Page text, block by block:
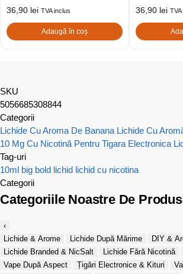
36,90 lei TVA inclus
Adaugă în coș
36,90 lei TVA
SKU
5056685308844
Categorii
Lichide Cu Aroma De Banana Lichide Cu
10 Mg Cu Nicotină Pentru Tigara Electronica
Tag-uri
10ml big bold lichid lichid cu nicotina
Categorii
Categoriile Noastre De
‹
Lichide & Arome
Lichide După Mărime
DIY &
Lichide Branded & NicSalt
Lichide Fără Nicotină
Vape După Aspect
Țigări Electronice & Kituri